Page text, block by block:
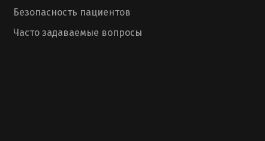
Безопасность пациентов
Часто задаваемые вопросы